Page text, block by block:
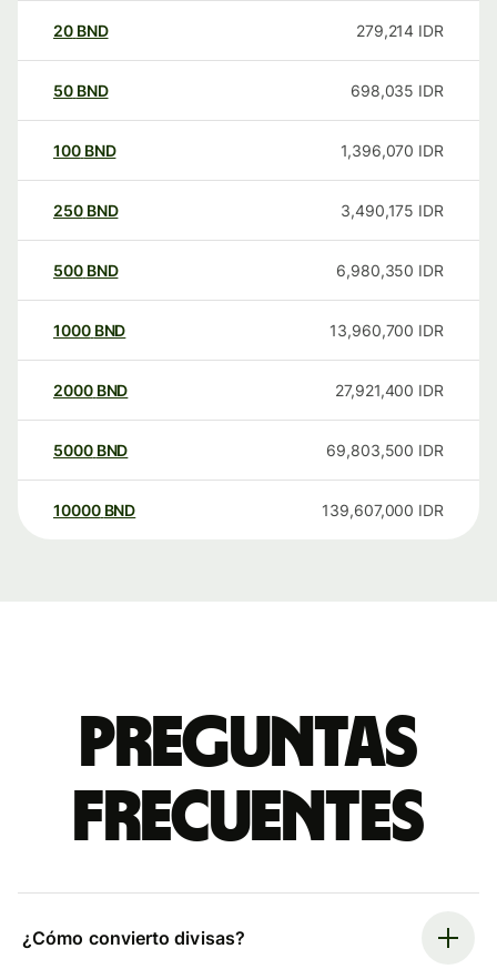
20 BND 279,214 IDR
50 BND 698,035 IDR
100 BND 1,396,070 IDR
250 BND 3,490,175 IDR
500 BND 6,980,350 IDR
1000 BND 13,960,700 IDR
2000 BND 27,921,400 IDR
5000 BND 69,803,500 IDR
10000 BND 139,607,000 IDR
Preguntas
frecuentes
¿Cómo convierto divisas?